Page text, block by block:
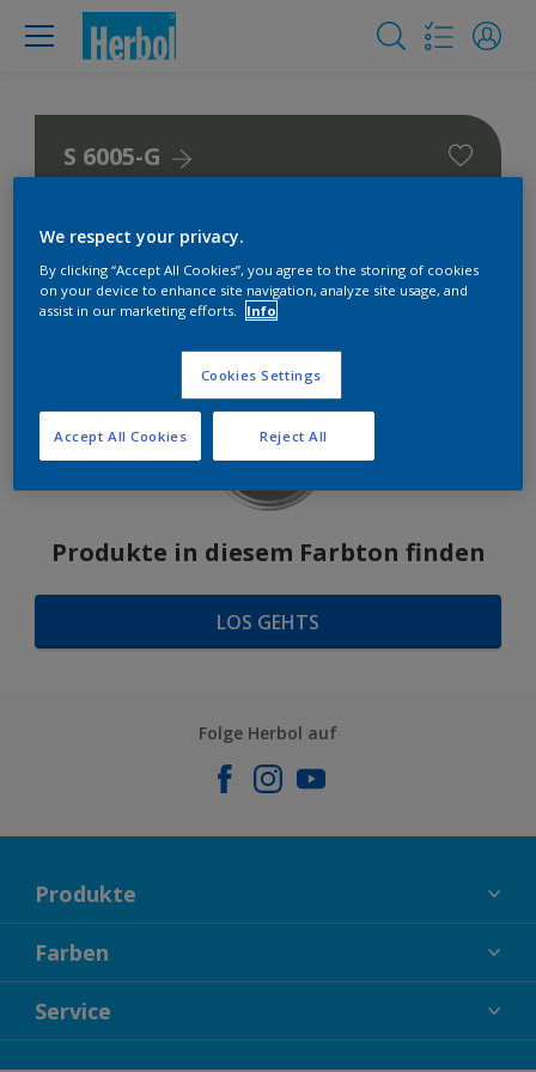
S 6005-G
Produkte in diesem Farbton finden
LOS GEHTS
Folge Herbol auf
Produkte
FASSADENFARBEN
INNENFARBEN
LACKE
Farben
KOLLEKTIONEN
FARBTRENDS
Service
We respect your privacy.
By clicking “Accept All Cookies”, you agree to the storing of cookies
on your device to enhance site navigation, analyze site usage, and
assist in our marketing efforts.
Info
Cookies Settings
Reject All
Accept All Cookies